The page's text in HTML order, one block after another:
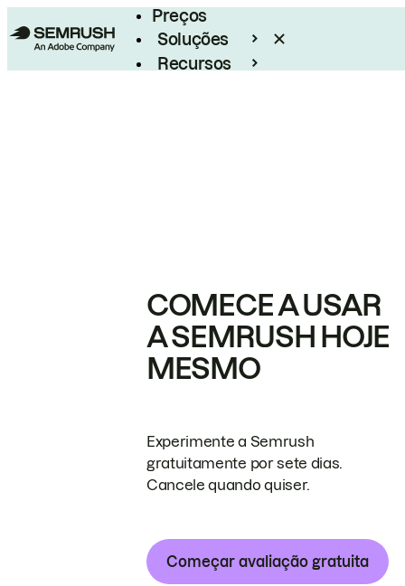
Preços
Soluções
Recursos
COMECE A USAR
A SEMRUSH HOJE
MESMO
Experimente a Semrush
gratuitamente por sete dias.
Cancele quando quiser.
Começar avaliação gratuita